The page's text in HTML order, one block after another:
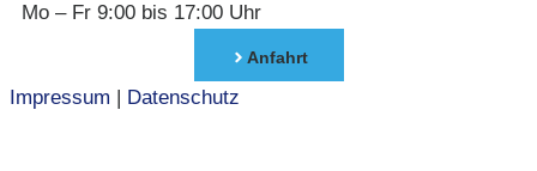
Mo – Fr 9:00 bis 17:00 Uhr
Anfahrt
Impressum Datenschutz